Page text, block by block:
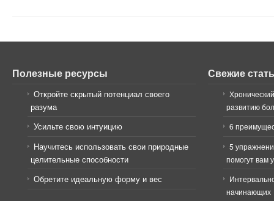
Полезные ресурсы
Откройте скрытый потенциал своего
разума
Усильте свою интуицию
Научитесь использовать свои природные
целительные способности
Обретите идеальную форму и вес
Свежие
развитию
6
5
помогут вам
начинающих